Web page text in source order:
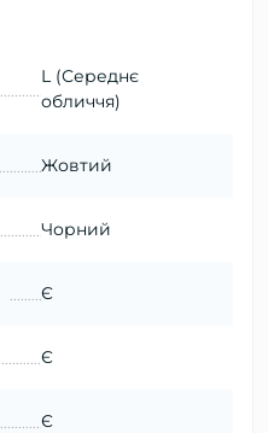
L (Середнє
обличчя)
Жовтий
Чорний
Є
Є
Є